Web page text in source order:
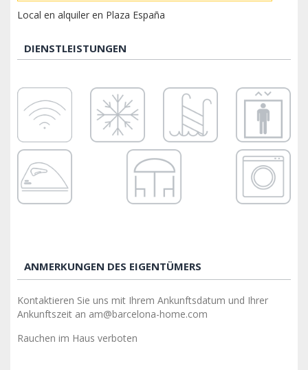
Local en alquiler en Plaza España
DIENSTLEISTUNGEN
ANMERKUNGEN DES EIGENTÜMERS
Kontaktieren Sie uns mit Ihrem Ankunftsdatum und Ihrer
Ankunftszeit an am@barcelona-home.com
Rauchen im Haus verboten